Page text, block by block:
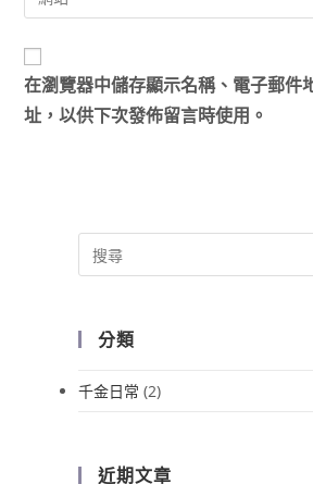
在瀏覽器中儲存顯示名稱、電子郵件
址，以供下次發佈留言時使用。
分類
千金日常 (2)
近期文章